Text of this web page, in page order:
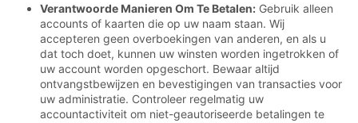
Verantwoorde Manieren Om Te Betalen: Gebruik alleen
accounts of kaarten die op uw naam staan. Wij
accepteren geen overboekingen van anderen, en als u
dat toch doet, kunnen uw winsten worden ingetrokken of
uw account worden opgeschort. Bewaar altijd
ontvangstbewijzen en bevestigingen van transacties voor
uw administratie. Controleer regelmatig uw
accountactiviteit om niet-geautoriseerde betalingen te